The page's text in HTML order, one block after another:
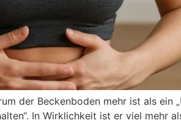
der︇ Bec︇kenboden meh︇r ist︇ als︇ ein︇
In Wir︇klichkeit ist︇ er vie︇l meh︇r